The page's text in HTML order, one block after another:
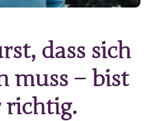
dass
sich
muss –
bist
richtig.